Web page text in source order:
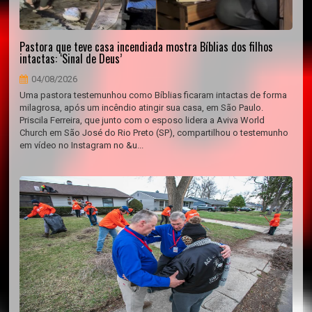
Pastora que teve casa incendiada mostra Bíblias dos filhos
intactas: ‘Sinal de Deus’
04/08/2026
Uma pastora testemunhou como Bíblias ficaram intactas de forma
milagrosa, após um incêndio atingir sua casa, em São Paulo.
Priscila Ferreira, que junto com o esposo lidera a Aviva World
Church em São José do Rio Preto (SP), compartilhou o testemunho
em vídeo no Instagram no &u...